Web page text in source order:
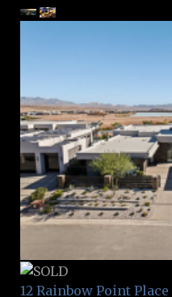
12 Rainbow Point Place